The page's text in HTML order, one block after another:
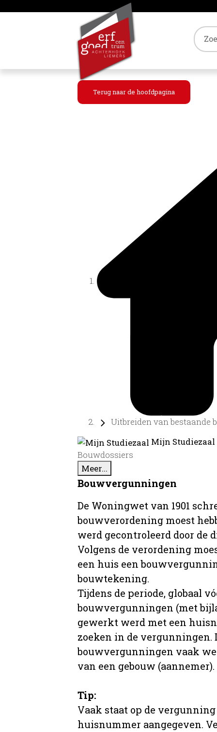
Terug naar de hoofdpagina
Uitbreiden van bestaande
Mijn
Bouwdossiers
Meer...
Bouwvergunningen
De Woningwet van 1901
bouwverordening moest
werd gecontroleerd door de
Volgens de verordening
een huis een
bouwtekening.
Tijdens de periode, globaal
bouwvergunningen (met
gewerkt werd met een
zoeken in de vergunningen.
bouwvergunningen vaak
van een gebouw (aannemer).
Tip:
Vaak staat op de
huisnummer aangegeven.